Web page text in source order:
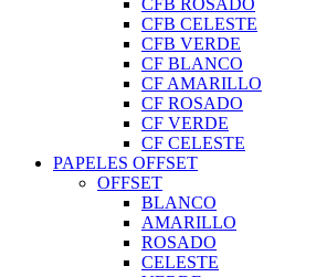
CFB ROSADO
CFB CELESTE
CFB VERDE
CF BLANCO
CF AMARILLO
CF ROSADO
CF VERDE
CF CELESTE
PAPELES OFFSET
OFFSET
BLANCO
AMARILLO
ROSADO
CELESTE